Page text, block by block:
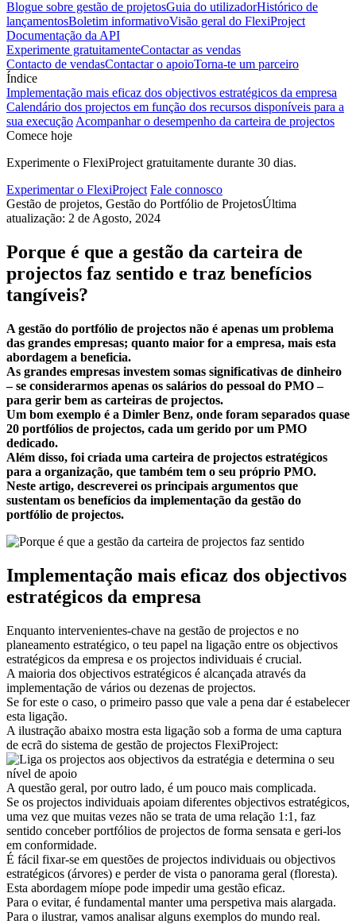
Blogue sobre gestão de projetosGuia do utilizadorHistórico de
lançamentosBoletim informativoVisão geral do FlexiProject
Documentação da API
Experimente gratuitamenteContactar as vendas
Contacto de vendasContactar o apoioTorna-te um parceiro
Índice
Implementação mais eficaz dos objectivos estratégicos da empresa
Calendário dos projectos em função dos recursos disponíveis para a
sua execução Acompanhar o desempenho da carteira de projectos
Comece hoje
Experimente o FlexiProject gratuitamente durante 30 dias.
Experimentar o FlexiProject Fale connosco
Gestão de projetos, Gestão do Portfólio de ProjetosÚltima
atualização: 2 de Agosto, 2024
Porque é que a gestão da carteira de
projectos faz sentido e traz benefícios
tangíveis?
A gestão do portfólio de projectos não é apenas um problema
das grandes empresas; quanto maior for a empresa, mais esta
abordagem a beneficia.
As grandes empresas investem somas significativas de dinheiro
– se considerarmos apenas os salários do pessoal do PMO –
para gerir bem as carteiras de projectos.
Um bom exemplo é a Dimler Benz, onde foram separados quase
20 portfólios de projectos, cada um gerido por um PMO
dedicado.
Além disso, foi criada uma carteira de projectos estratégicos
para a organização, que também tem o seu próprio PMO.
Neste artigo, descreverei os principais argumentos que
sustentam os benefícios da implementação da gestão do
portfólio de projectos.
Implementação mais eficaz dos objectivos
estratégicos da empresa
Enquanto intervenientes-chave na gestão de projectos e no
planeamento estratégico, o teu papel na ligação entre os objectivos
estratégicos da empresa e os projectos individuais é crucial.
A maioria dos objectivos estratégicos é alcançada através da
implementação de vários ou dezenas de projectos.
Se for este o caso, o primeiro passo que vale a pena dar é estabelecer
esta ligação.
A ilustração abaixo mostra esta ligação sob a forma de uma captura
de ecrã do sistema de gestão de projectos FlexiProject:
A questão geral, por outro lado, é um pouco mais complicada.
Se os projectos individuais apoiam diferentes objectivos estratégicos,
uma vez que muitas vezes não se trata de uma relação 1:1, faz
sentido conceber portfólios de projectos de forma sensata e geri-los
em conformidade.
É fácil fixar-se em questões de projectos individuais ou objectivos
estratégicos (árvores) e perder de vista o panorama geral (floresta).
Esta abordagem míope pode impedir uma gestão eficaz.
Para o evitar, é fundamental manter uma perspetiva mais alargada.
Para o ilustrar, vamos analisar alguns exemplos do mundo real.